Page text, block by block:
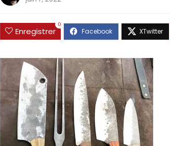
Enregistrer
0